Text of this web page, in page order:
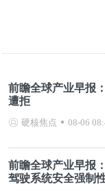
前瞻全球产业早报
遭拒
硬核焦点 08-06
前瞻全球产业早报
驾驶系统安全强制